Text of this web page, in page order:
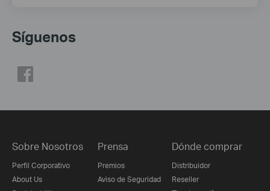
Síguenos
Sobre Nosotros
Perfil Corporativo
About Us
Prensa
Premios
Aviso de Seguridad
Dónde comprar
Distribuidor
Reseller